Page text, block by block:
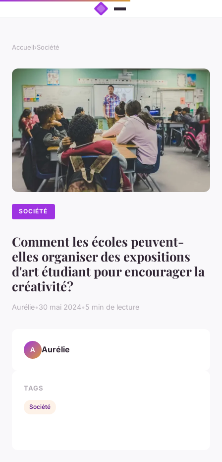
Accueil›Société
SOCIÉTÉ
Comment les écoles peuvent-
elles organiser des expositions
d'art étudiant pour encourager la
créativité?
Aurélie•30 mai 2024•5 min de lecture
A Aurélie
TAGS
Société